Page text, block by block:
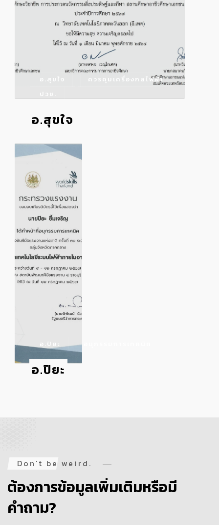
อ.สุขใจ
ควรคุมเครื่องกลไฟฟ้า
ปวช.
อ.สุขใจ
อ.ปิยะ
อ.ปิยะ
Don't be weird.
ต้องการข้อมูลเพิ่มเติมหรือมี
คำถาม?